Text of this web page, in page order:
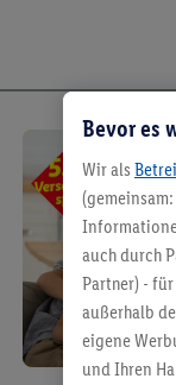
Bevor es
Wir als
auch durch
Partner) -
außerhalb
eigene
und Ihren